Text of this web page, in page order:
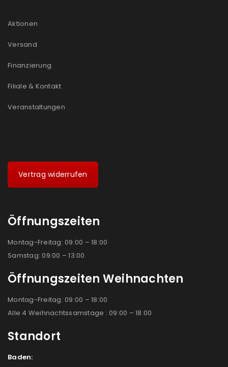
Aktionen
Versand
Finanzierung
Filiale & Kontakt
Veranstaltungen
Vertrag widerrufen
Öffnungszeiten
Montag-Freitag: 09:00 – 18:00
Samstag: 09:00 – 13:00
Öffnungszeiten Weihnachten
Montag-Freitag: 09:00 – 18:00
Alle 4 Weihnachtssamstage : 09:00 – 18:00
Standort
Baden: